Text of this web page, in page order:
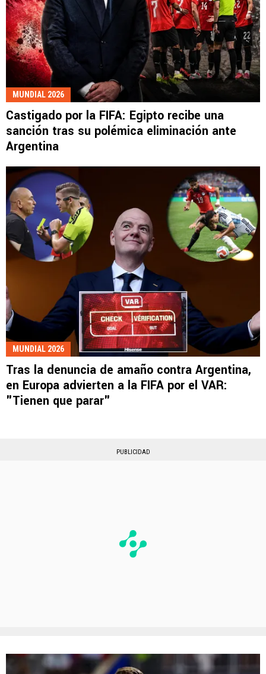
MUNDIAL 2026
Castigado por la FIFA: Egipto recibe una
sanción tras su polémica eliminación ante
Argentina
MUNDIAL 2026
Tras la denuncia de amaño contra Argentina,
en Europa advierten a la FIFA por el VAR:
"Tienen que parar"
PUBLICIDAD